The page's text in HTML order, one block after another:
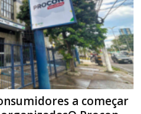
a começar